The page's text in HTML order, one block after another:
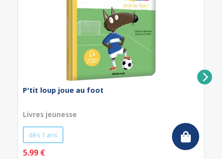
P'tit loup joue au foot
Livres jeunesse
dès 1 ans
5.99 €